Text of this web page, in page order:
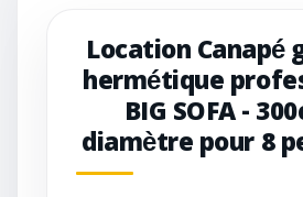
Location Canapé
hermétique
BIG SOFA -
diamètre pour 8